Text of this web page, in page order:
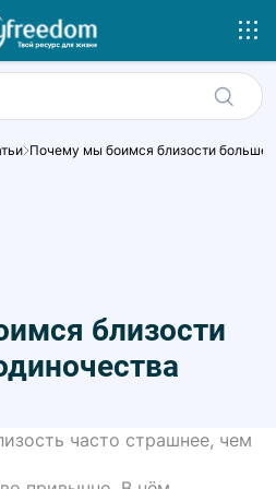
Почему мы боимся близости больше,
близости
часто страшнее, чем